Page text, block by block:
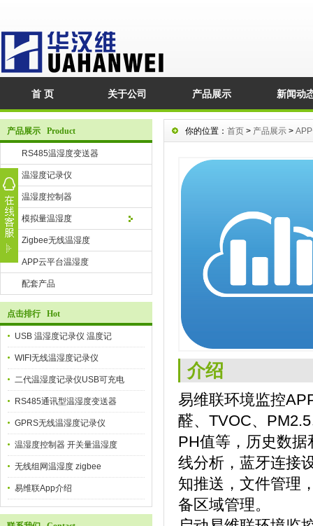
首 页 关于公司 产品展示 新闻动
产品展示 Product
RS485温湿度变送器
温湿度记录仪
温湿度控制器
模拟量温湿度
Zigbee无线温湿度
APP云平台温湿度
配套产品
点击排行 Hot
USB 温湿度记录仪 温度记
WIFI无线温湿度记录仪
二代温湿度记录仪USB可充电
RS485通讯型温湿度变送器
GPRS无线温湿度记录仪
温湿度控制器 开关量温湿度
无线组网温湿度 zigbee
易维联App介绍
你的位置： 首页 > 产品展示 >
介绍
易维联环境监控
醛、TVOC、
PH值等，历史数
线分析，蓝牙连接
知推送，文件管理
备区域管理。